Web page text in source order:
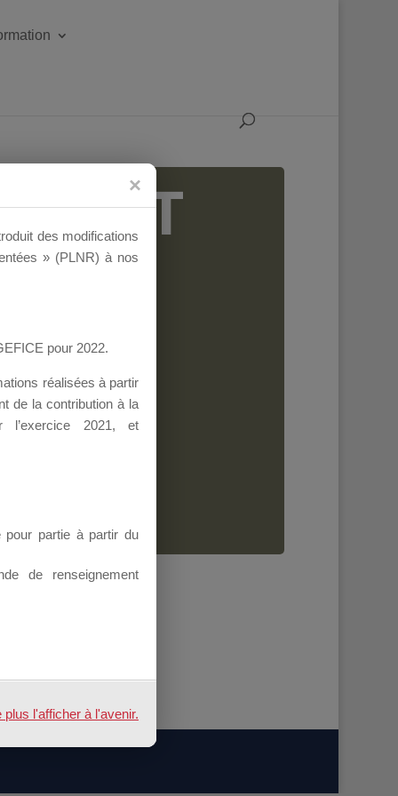
des modifications
» (PLNR) à nos
pour 2022.
réalisées à partir
de la contribution à la
l’exercice 2021, et
pour partie à partir du
de renseignement
l'afficher à l'avenir.